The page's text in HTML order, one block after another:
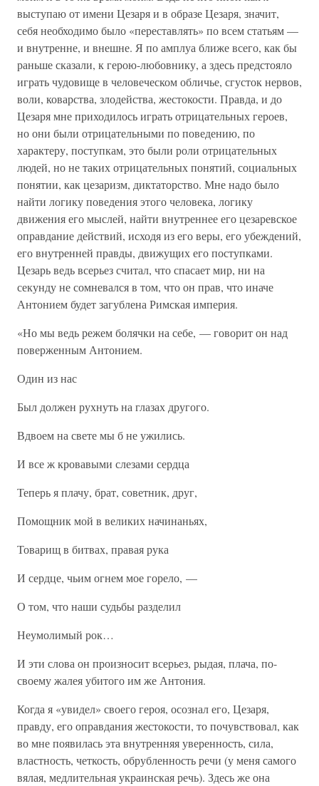
выступаю от имени Цезаря и в образе Цезаря, значит,
себя необходимо было «переставлять» по всем статьям —
и внутренне, и внешне. Я по амплуа ближе всего, как бы
раньше сказали, к герою-любовнику, а здесь предстояло
играть чудовище в человеческом обличье, сгусток нервов,
воли, коварства, злодейства, жестокости. Правда, и до
Цезаря мне приходилось играть отрицательных героев,
но они были отрицательными по поведению, по
характеру, поступкам, это были роли отрицательных
людей, но не таких отрицательных понятий, социальных
понятии, как цезаризм, диктаторство. Мне надо было
найти логику поведения этого человека, логику
движения его мыслей, найти внутреннее его цезаревское
оправдание действий, исходя из его веры, его убеждений,
его внутренней правды, движущих его поступками.
Цезарь ведь всерьез считал, что спасает мир, ни на
секунду не сомневался в том, что он прав, что иначе
Антонием будет загублена Римская империя.
«Но мы ведь режем болячки на себе, — говорит он над
поверженным Антонием.
Один из нас
Был должен рухнуть на глазах другого.
Вдвоем на свете мы б не ужились.
И все ж кровавыми слезами сердца
Теперь я плачу, брат, советник, друг,
Помощник мой в великих начинаньях,
Товарищ в битвах, правая рука
И сердце, чьим огнем мое горело, —
О том, что наши судьбы разделил
Неумолимый рок…
И эти слова он произносит всерьез, рыдая, плача, по-
своему жалея убитого им же Антония.
Когда я «увидел» своего героя, осознал его, Цезаря,
правду, его оправдания жестокости, то почувствовал, как
во мне появилась эта внутренняя уверенность, сила,
властность, четкость, обрубленность речи (у меня самого
вялая, медлительная украинская речь). Здесь же она